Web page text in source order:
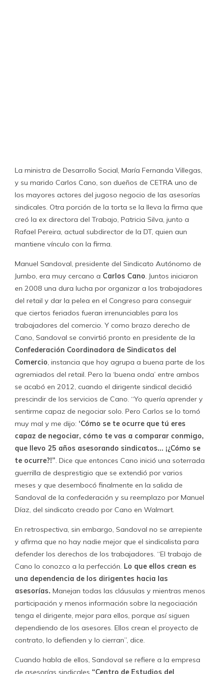
Confederación Coordinadora de Sindicatos del
Comercio , instancia que hoy agrupa a buena parte de los
agremiados del retail. Pero la ‘buena onda’ entre ambos
se acabó en 2012, cuando el dirigente sindical decidió
prescindir de los servicios de Cano. “Yo quería aprender y
sentirme capaz de negociar solo. Pero Carlos se lo tomó
muy mal y me dijo:
‘Cómo se te ocurre que tú eres
que llevo 25 años asesorando sindicatos… ¡¿Cómo se
te ocurre?!”. Dice que entonces Cano inició una soterrada
guerrilla de desprestigio que se extendió por varios
meses y que desembocó finalmente en la salida de
Sandoval de la confederación y su reemplazo por Manuel
Díaz, del sindicato creado por Cano en Walmart.
En retrospectiva, sin embargo, Sandoval no se arrepiente
y afirma que no hay nadie mejor que el sindicalista para
defender los derechos de los trabajadores. “El trabajo de
Cano lo conozco a la perfección.
Lo que ellos crean es
una dependencia de los dirigentes hacia las
asesorías.
Manejan todas las cláusulas y mientras menos
participación y menos información sobre la negociación
tenga el dirigente, mejor para ellos, porque así siguen
dependiendo de los asesores. Ellos crean el proyecto de
contrato, lo defienden y lo cierran”, dice.
Cuando habla de ellos, Sandoval se refiere a la empresa
de asesorías sindicales“Centro de Estudios del
Trabajo”, más conocida comoCETRA, perteneciente
desde 2006 aCarlos Cano Barriga y a su mujer, la
actual ministra de Desarrollo Social,
María Fernanda
Villegas Acevedo.
Ellos poseen el 98%
de la propiedad
(49% cada uno), y son apuntados como uno de los
principales instauradores del floreciente mercado de las
empresas de asesorías sindicales, un negocio al alza que
es mirado con distancia por buena parte de los
trabajadores y dirigentes que critican que se lucre con la
lucha sindical. Y cuestionan también la forma despiadada
con que operan.
Un dirigente de la CUT, que prefiere mantener el
anonimato, afirma que estas asesorías buscan el bono
de término de conflicto, porque se cobra de